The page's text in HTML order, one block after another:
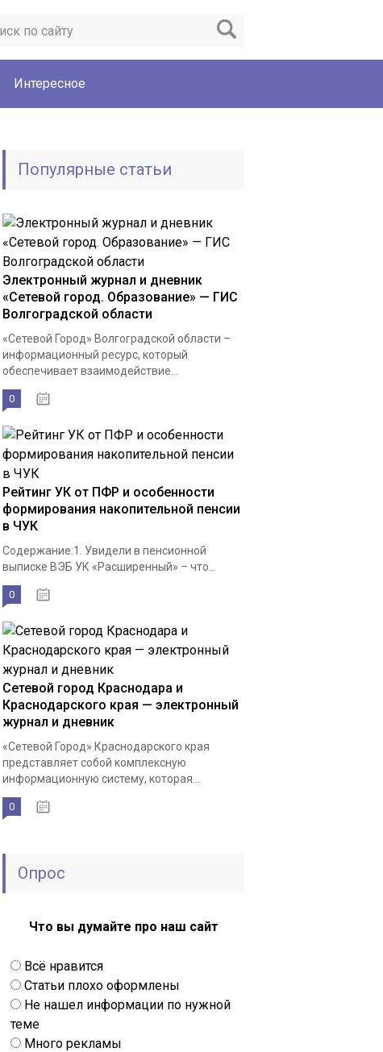
Интересное
Популярные статьи
Электронный журнал и дневник
«Сетевой город. Образование» — ГИС
Волгоградской области
«Сетевой Город» Волгоградской области –
информационный ресурс, который
обеспечивает взаимодействие...
0
Рейтинг УК от ПФР и особенности
формирования накопительной пенсии
в ЧУК
Содержание:1. Увидели в пенсионной
выписке ВЭБ УК «Расширенный» – что...
0
Сетевой город Краснодара и
Краснодарского края — электронный
журнал и дневник
«Сетевой Город» Краснодарского края
представляет собой комплексную
информационную систему, которая...
0
Опрос
Что вы думайте про наш сайт
Всё нравится
Статьи плохо оформлены
Не нашел информации по нужной
теме
Много рекламы